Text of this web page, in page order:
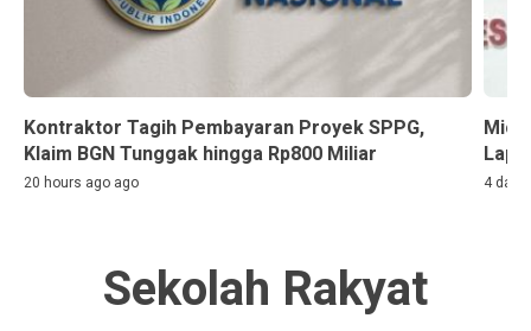
Kontraktor Tagih Pembayaran Proyek SPPG,
Klaim BGN Tunggak hingga Rp800 Miliar
20 hours ago ago 4
Sekolah Rakyat